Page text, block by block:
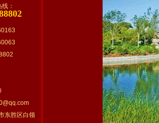
：
东胜区白领